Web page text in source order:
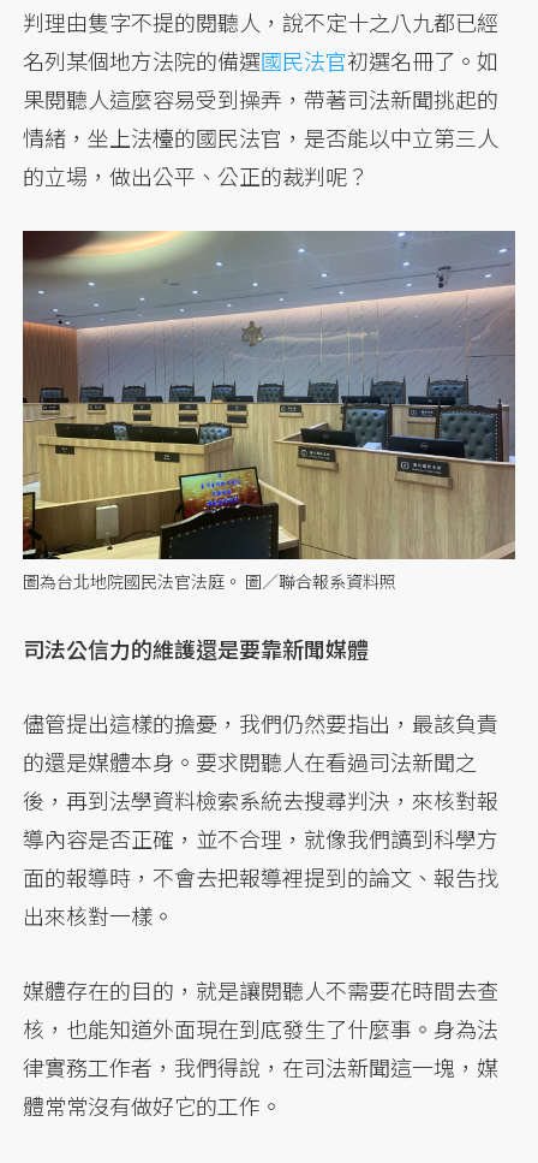
判理由隻字不提的閱聽人，說不定十之八九都已經
名列某個地方法院的備選國民法官初選名冊了。如
果閱聽人這麼容易受到操弄，帶著司法新聞挑起的
情緒，坐上法檯的國民法官，是否能以中立第三人
的立場，做出公平、公正的裁判呢？
圖為台北地院國民法官法庭。 圖／聯合報系資料照
司法公信力的維護還是要靠新聞媒體
儘管提出這樣的擔憂，我們仍然要指出，最該負責
的還是媒體本身。要求閱聽人在看過司法新聞之
後，再到法學資料檢索系統去搜尋判決，來核對報
導內容是否正確，並不合理，就像我們讀到科學方
面的報導時，不會去把報導裡提到的論文、報告找
出來核對一樣。
媒體存在的目的，就是讓閱聽人不需要花時間去查
核，也能知道外面現在到底發生了什麼事。身為法
律實務工作者，我們得說，在司法新聞這一塊，媒
體常常沒有做好它的工作。